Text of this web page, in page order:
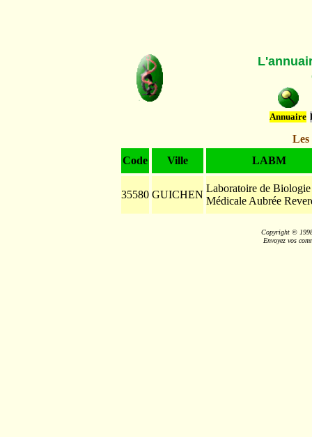
Annuaire
Code
Ville LABM
35580 GUICHEN
Laboratoire de Biologie
Médicale Aubrée
Copyright ©
Envoyez vos